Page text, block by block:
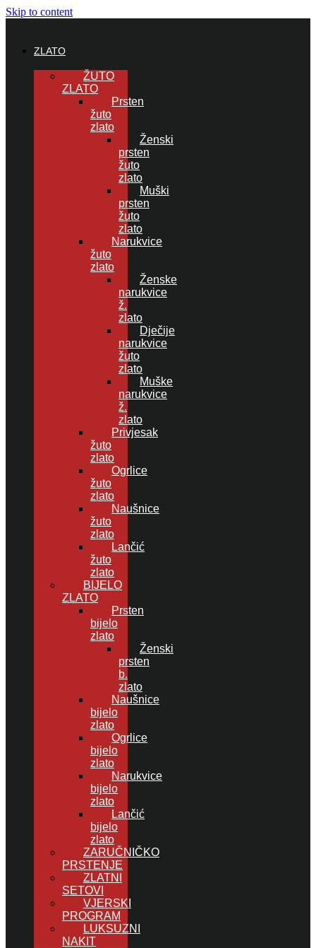
Skip to content
ZLATO
ŽUTO
ZLATO
Prsten
žuto
zlato
Ženski
prsten
žuto
zlato
Muški
prsten
žuto
zlato
Narukvice
žuto
zlato
Ženske
narukvice
ž.
zlato
Dječije
narukvice
žuto
zlato
Muške
narukvice
ž.
zlato
Privjesak
žuto
zlato
Ogrlice
žuto
zlato
Naušnice
žuto
zlato
Lančić
žuto
zlato
BIJELO
ZLATO
Prsten
bijelo
zlato
Ženski
prsten
b.
zlato
Naušnice
bijelo
zlato
Ogrlice
bijelo
zlato
Narukvice
bijelo
zlato
Lančić
bijelo
zlato
ZARUČNIČKO
PRSTENJE
ZLATNI
SETOVI
VJERSKI
PROGRAM
LUKSUZNI
NAKIT